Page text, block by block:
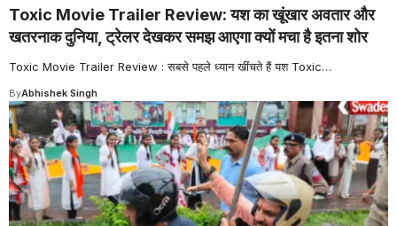
Toxic Movie Trailer Review: यश का खूंखार अवतार और
खतरनाक दुनिया, ट्रेलर देखकर समझ आएगा क्यों मचा है इतना शोर
Toxic Movie Trailer Review : सबसे पहले ध्यान खींचते हैं यश Toxic…
ByAbhishek Singh